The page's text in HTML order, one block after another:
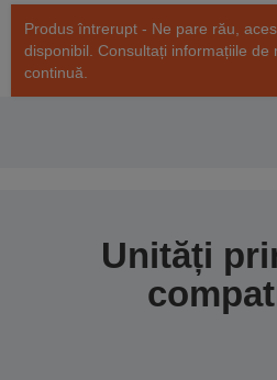
Produs întrerupt - Ne pare rău,
disponibil. Consultați informațiile de
continuă.
Unități